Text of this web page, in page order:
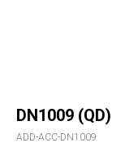
DN1009 (QD)
ADD-ACC-DN1009